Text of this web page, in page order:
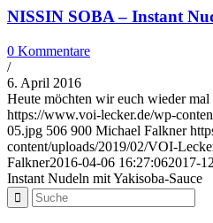
NISSIN SOBA – Instant
0 Kommentare
/
6. April 2016
Heute möchten wir euch wieder
https://www.voi-lecker.de/wp-
05.jpg 506 900 Michael Falkner
content/uploads/2019/02/VOI-
Falkner2016-04-06 16:27:062017-
Instant Nudeln mit Yakisoba-Sauce